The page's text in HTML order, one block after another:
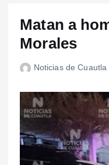
Matan a
Morales
Noticias de Cuautla